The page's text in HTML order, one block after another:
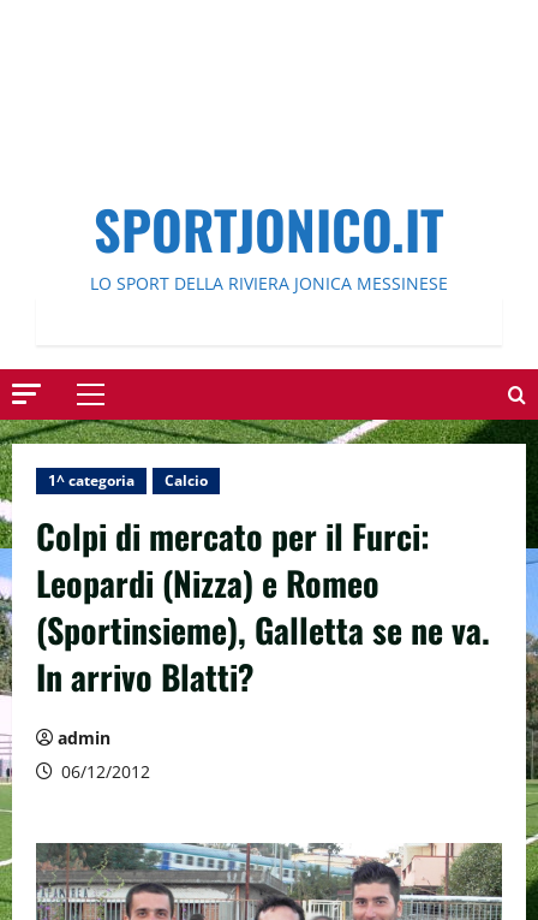
SPORTJONICO.IT
LO SPORT DELLA RIVIERA JONICA MESSINESE
Menu
principale
1^ categoria Calcio
Colpi di mercato per il Furci:
Leopardi (Nizza) e Romeo
(Sportinsieme), Galletta se ne va.
In arrivo Blatti?
admin
06/12/2012